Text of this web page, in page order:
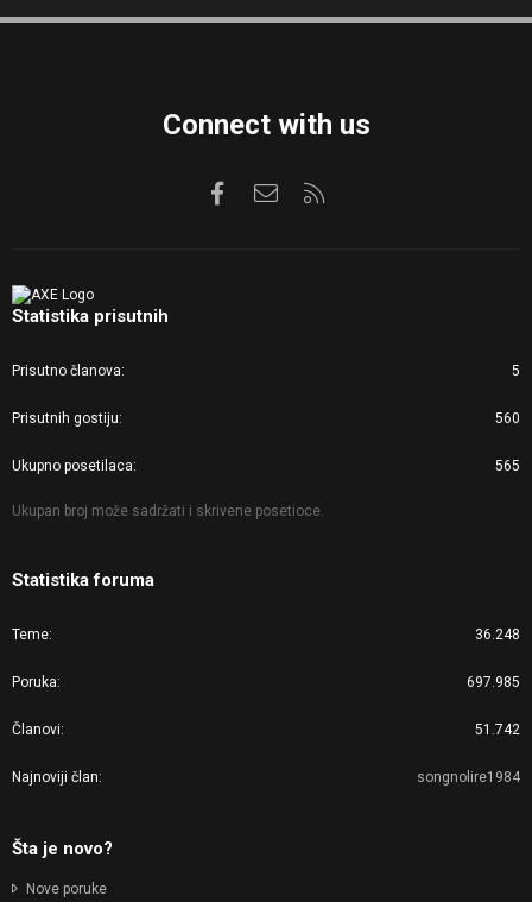
S
Connect with us
FacebookKontaktirajte nas
Statistika prisutnih
Prisutno članova 5
Prisutnih gostiju 560
Ukupno posetilaca 565
Ukupan broj može sadržati i skrivene posetioce.
Statistika foruma
Teme 36.248
Poruka 697.985
Članovi 51.742
Najnoviji član songnolire1984
Šta je novo?
Nove poruke